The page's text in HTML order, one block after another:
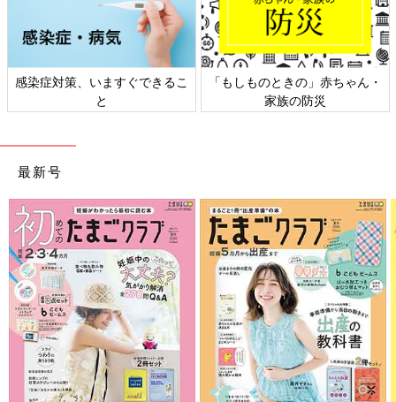
感染症対策、いますぐできるこ
と
「もしものときの」赤ちゃん・
家族の防災
最新号